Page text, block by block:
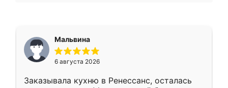
Мальвина
6 августа 2026
Заказывала кухню в Ренессанс, осталась